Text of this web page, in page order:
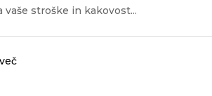
vaše stroške in kakovost...